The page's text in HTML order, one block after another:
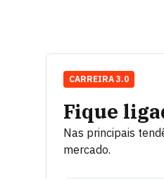
Fique
Nas principais
mercado.
CARREIRA 3.0